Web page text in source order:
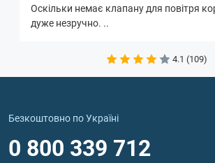
Оскільки немає клапану для повітря
дуже незручно. ..
4.1 (109)
Безкоштовно по Україні
0 800 339 712